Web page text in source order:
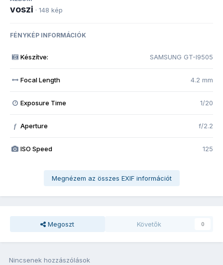
voszi · 148 kép
FÉNYKÉP INFORMÁCIÓK
Készítve: SAMSUNG GT-I9505
Focal Length 4.2 mm
Exposure Time 1/20
f Aperture f/2.2
ISO Speed 125
Megnézem az összes EXIF információt
Megoszt Követők 0
Nincsenek hozzászólások